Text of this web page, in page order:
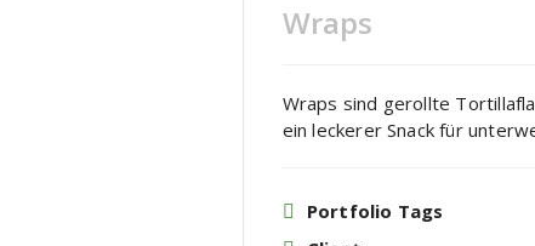
Wraps
Wraps sind gerollte
ein leckerer Snack für
Portfolio Tags